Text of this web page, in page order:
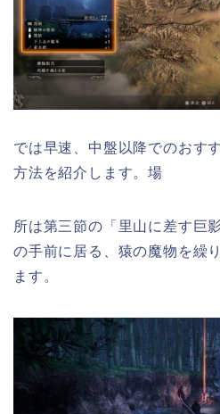
では早速、中盤以降でのおす
方法を紹介します。場
所は第三節の「里山に差す巨
の手前に居る、猿の魔物を繰
ます。